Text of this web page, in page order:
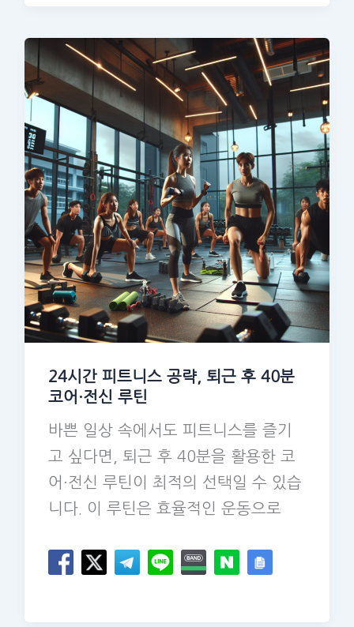
24시간 피트니스 공략, 퇴근 후 40분
코어·전신 루틴
바쁜 일상 속에서도 피트니스를 즐기
고 싶다면, 퇴근 후 40분을 활용한 코
어·전신 루틴이 최적의 선택일 수 있습
니다. 이 루틴은 효율적인 운동으로